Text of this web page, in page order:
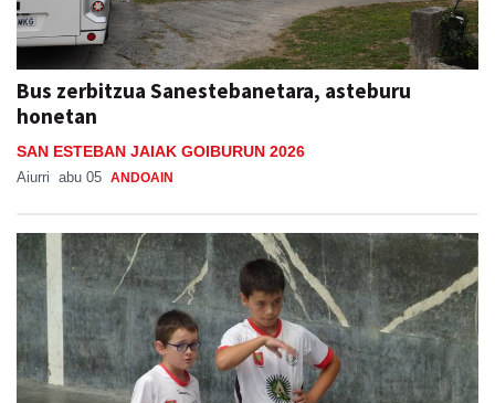
Bus zerbitzua Sanestebanetara, asteburu
honetan
SAN ESTEBAN JAIAK GOIBURUN 2026
Aiurri abu 05 ANDOAIN